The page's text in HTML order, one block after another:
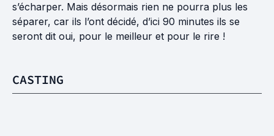
s’écharper. Mais désormais rien ne pourra plus les
séparer, car ils l’ont décidé, d’ici 90 minutes ils se
seront dit oui, pour le meilleur et pour le rire !
CASTING